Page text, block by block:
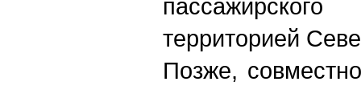
территорией
Позже,